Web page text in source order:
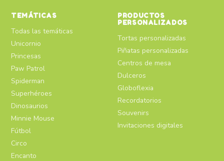
TEMÁTICAS
Todas las temáticas
Unicornio
Princesas
Paw Patrol
Spiderman
Superhéroes
Dinosaurios
Minnie Mouse
Fútbol
Circo
Encanto
PRODUCTOS
PERSONALIZADOS
Tortas personalizadas
Piñatas personalizadas
Centros de mesa
Dulceros
Globoflexia
Recordatorios
Souvenirs
Invitaciones digitales